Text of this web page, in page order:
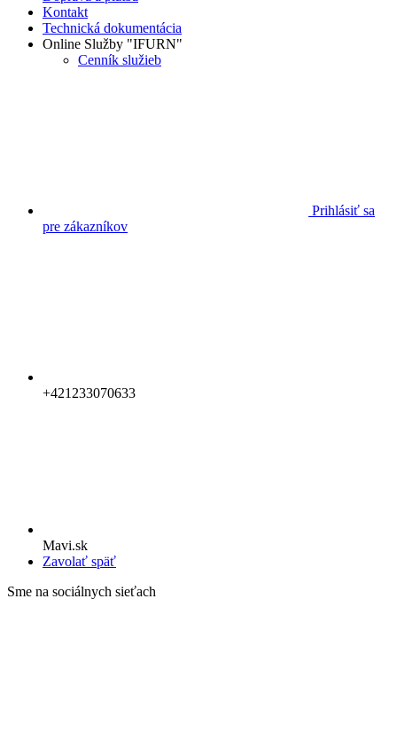
Kontakt
Technická dokumentácia
Online Služby "IFURN"
Cenník služieb
Prihlásiť sa
pre zákazníkov
+421233070633
Mavi.sk
Zavolať späť
Sme na sociálnych sieťach